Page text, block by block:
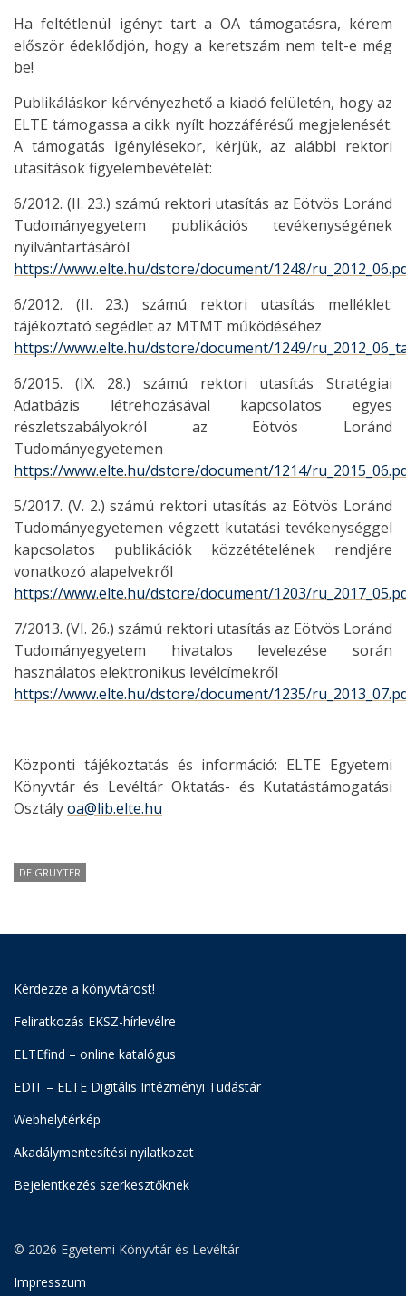
Ha feltétlenül igényt tart a OA támogatásra, kérem
először édeklődjön, hogy a keretszám nem telt-e még
be!
Publikáláskor kérvényezhető a kiadó felületén, hogy az
ELTE támogassa a cikk nyílt hozzáférésű megjelenését.
A támogatás igénylésekor, kérjük, az alábbi rektori
utasítások figyelembevételét:
6/2012. (II. 23.) számú rektori utasítás az Eötvös Loránd
Tudományegyetem publikációs tevékenységének
nyilvántartásáról
https://www.elte.hu/dstore/document/1248/
6/2012. (II. 23.) számú rektori utasítás melléklet:
tájékoztató segédlet az MTMT működéséhez
https://www.elte.hu/dstore/document/1249/
6/2015. (IX. 28.) számú rektori utasítás Stratégiai
Adatbázis létrehozásával kapcsolatos egyes
részletszabályokról az Eötvös Loránd
Tudományegyetemen
https://www.elte.hu/dstore/document/1214/
5/2017. (V. 2.) számú rektori utasítás az Eötvös Loránd
Tudományegyetemen végzett kutatási tevékenységgel
kapcsolatos publikációk közzétételének rendjére
vonatkozó alapelvekről
https://www.elte.hu/dstore/document/1203/
7/2013. (VI. 26.) számú rektori utasítás az Eötvös Loránd
Tudományegyetem hivatalos levelezése során
használatos elektronikus levélcímekről
https://www.elte.hu/dstore/document/1235/
Központi tájékoztatás és információ: ELTE Egyetemi
Könyvtár és Levéltár Oktatás- és Kutatástámogatási
Osztályoa@lib.elte.hu
DE GRUYTER
Kérdezze a könyvtárost!
Feliratkozás EKSZ-hírlevélre
ELTEfind – online katalógus
EDIT – ELTE Digitális Intézményi Tudástár
Webhelytérkép
Akadálymentesítési nyilatkozat
Bejelentkezés szerkesztőknek
© 2026 Egyetemi Könyvtár és Levéltár
Impresszum